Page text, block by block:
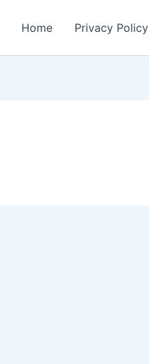
Home Privacy Policy